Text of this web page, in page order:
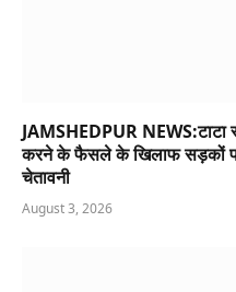
JAMSHEDPUR
करने के फैसले के खिलाफ सड़कों
चेतावनी
August 3, 2026